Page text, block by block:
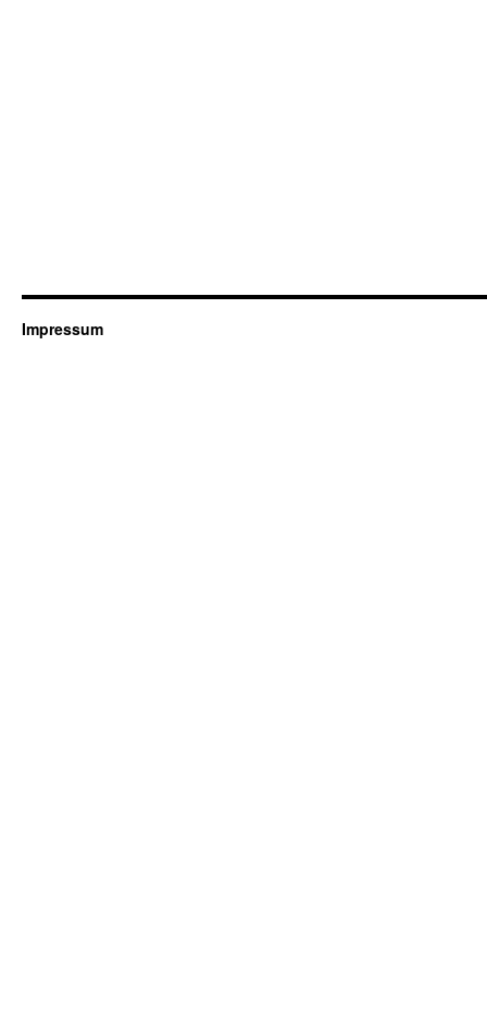
Impressum